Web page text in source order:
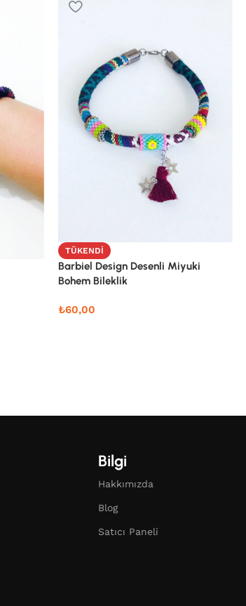
TÜKENDI
Barbiel Design Desenli Miyuki
Bohem Bileklik
₺60,00
Bilgi
Hakkımızda
Blog
Satıcı Paneli